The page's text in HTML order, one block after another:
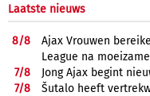
Laatste nieuws
8/8
Ajax Vrouwen
League na
7/8
Jong Ajax begint
7/8
Šutalo heeft